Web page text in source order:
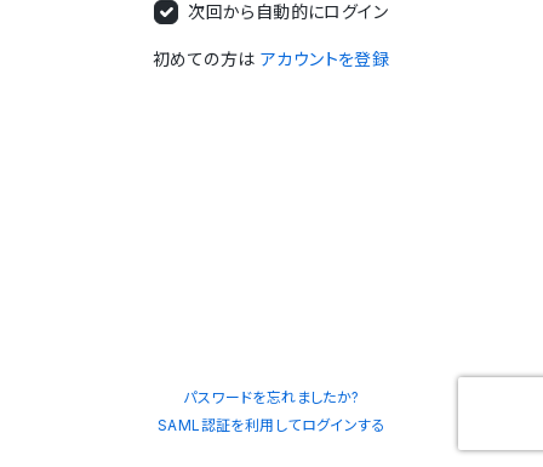
次回から自動的にログイン
初めての方は アカウントを登録
パスワードを忘れましたか?
SAML認証を利用してログインする